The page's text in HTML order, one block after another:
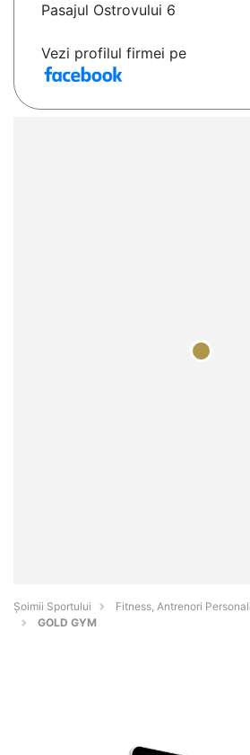
Pasajul Ostrovului 6
Vezi profilul firmei pe
Șoimii Sportului
Fitness, Antrenori
GOLD GYM